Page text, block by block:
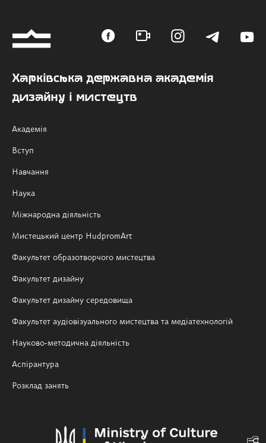
Харківська державна академія
дизайну і мистецтв
Академія
Вступ
Навчання
Наука
Міжнародна діяльність
Мистецький центр HudpromArt
Факультет образотворчого мистецтва
Факультет дизайну
Факультет дизайну середовища
Факультет аудіовізуального мистецтва та медіатехнологій
Науково-методична діяльність
Аспірантура
Розклад занять